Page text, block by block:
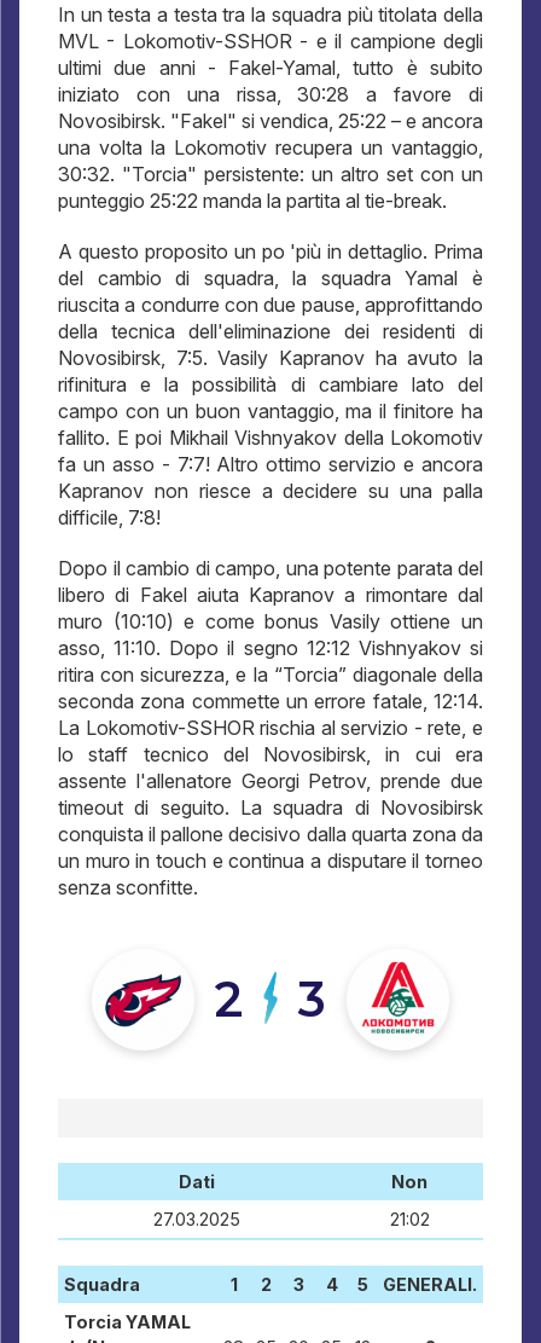
In un testa a testa tra la squadra più titolata della
MVL - Lokomotiv-SSHOR - e il campione degli
ultimi due anni - Fakel-Yamal, tutto è subito
iniziato con una rissa, 30:28 a favore di
Novosibirsk. "Fakel" si vendica, 25:22 – e ancora
una volta la Lokomotiv recupera un vantaggio,
30:32. "Torcia" persistente: un altro set con un
punteggio 25:22 manda la partita al tie-break.
A questo proposito un po 'più in dettaglio. Prima
del cambio di squadra, la squadra Yamal è
riuscita a condurre con due pause, approfittando
della tecnica dell'eliminazione dei residenti di
Novosibirsk, 7:5. Vasily Kapranov ha avuto la
rifinitura e la possibilità di cambiare lato del
campo con un buon vantaggio, ma il finitore ha
fallito. E poi Mikhail Vishnyakov della Lokomotiv
fa un asso - 7:7! Altro ottimo servizio e ancora
Kapranov non riesce a decidere su una palla
difficile, 7:8!
Dopo il cambio di campo, una potente parata del
libero di Fakel aiuta Kapranov a rimontare dal
muro (10:10) e come bonus Vasily ottiene un
asso, 11:10. Dopo il segno 12:12 Vishnyakov si
ritira con sicurezza, e la “Torcia” diagonale della
seconda zona commette un errore fatale, 12:14.
La Lokomotiv-SSHOR rischia al servizio - rete, e
lo staff tecnico del Novosibirsk, in cui era
assente l'allenatore Georgi Petrov, prende due
timeout di seguito. La squadra di Novosibirsk
conquista il pallone decisivo dalla quarta zona da
un muro in touch e continua a disputare il torneo
senza sconfitte.
2 3
Dati
Non
27.03.2025
21:02
Squadra 1 2 3 4 5
GENERALI.
Torcia YAMAL